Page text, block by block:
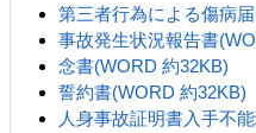
第三者行為による傷病
事故発生状況報告書
念書(WORD 約32KB)
誓約書(WORD 約32KB)
人身事故証明書入手不